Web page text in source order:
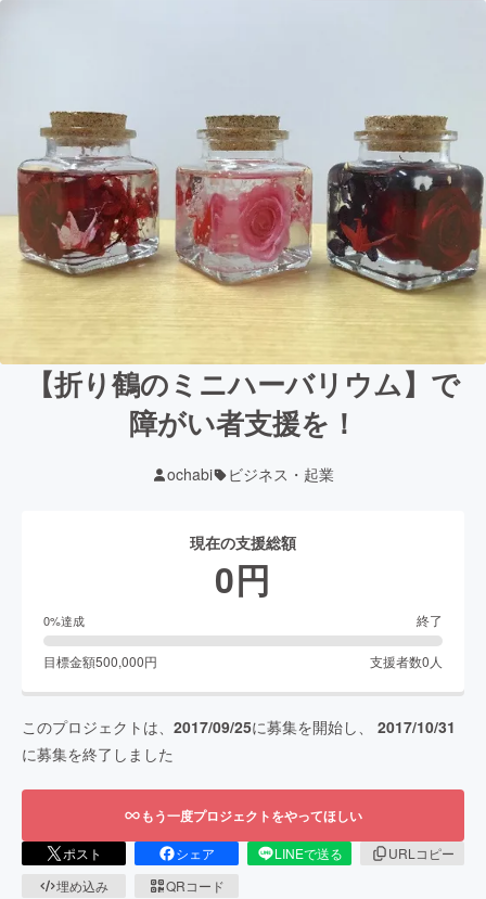
【折り鶴のミニハーバリウム】で
障がい者支援を！
ochabi ビジネス・起業
現在の支援総額
0円
0%達成 終了
目標金額500,000円 支援者数0 人
このプロジェクトは、 2017/09/25に募集を開始し、 2017/10/31
に募集を終了しました
もう一度プロジェクトをやってほしい
ポスト シェア LINEで送る
URLコピー
埋め込み
QRコード